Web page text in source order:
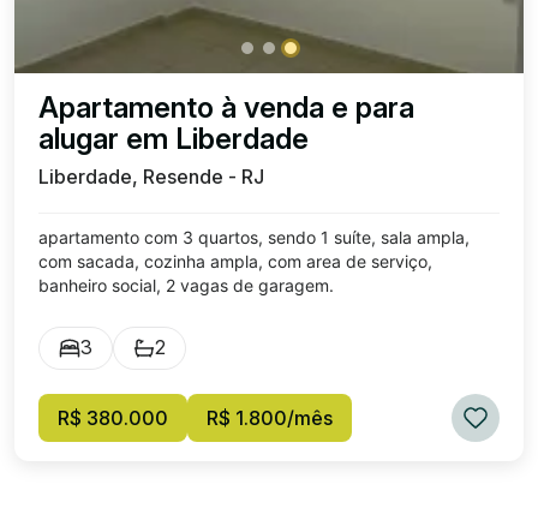
Apartamento à venda e para
alugar em Liberdade
Liberdade, Resende - RJ
apartamento com 3 quartos, sendo 1 suíte, sala ampla,
com sacada, cozinha ampla, com area de serviço,
banheiro social, 2 vagas de garagem.
3 2
R$ 380.000 R$ 1.800/mês